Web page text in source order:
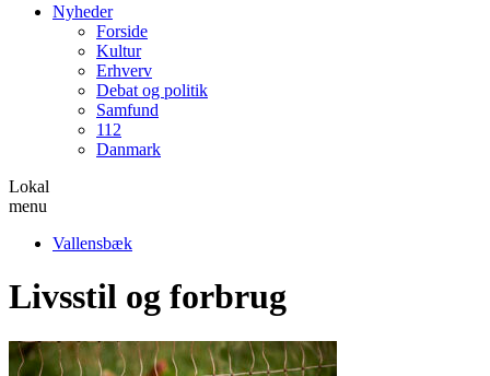
Nyheder
Forside
Kultur
Erhverv
Debat og politik
Samfund
112
Danmark
Lokal
menu
Vallensbæk
Livsstil og forbrug